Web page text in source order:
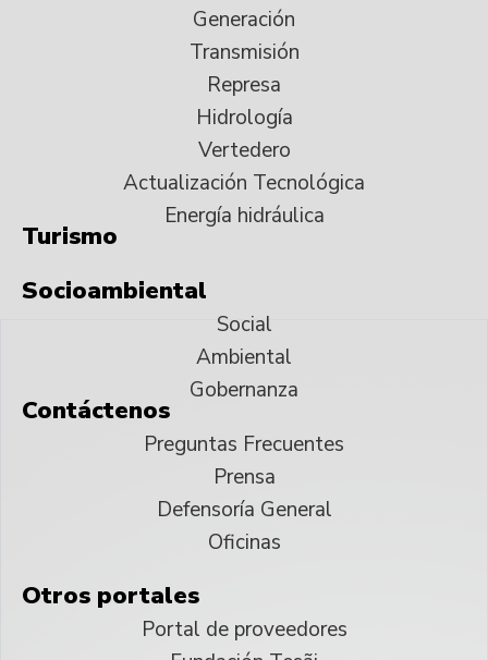
Generación
Transmisión
Represa
Hidrología
Vertedero
Actualización Tecnológica
Energía hidráulica
Turismo
Socioambiental
Social
Ambiental
Gobernanza
Contáctenos
Preguntas Frecuentes
Prensa
Defensoría General
Oficinas
Otros portales
Portal de proveedores